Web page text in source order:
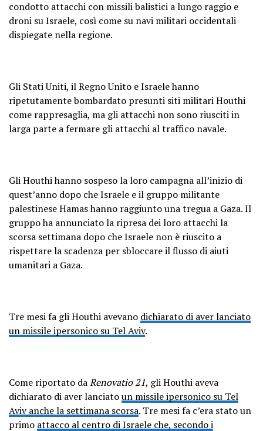
condotto attacchi con missili balistici a lungo raggio e
droni su Israele, così come su navi militari occidentali
dispiegate nella regione.
Gli Stati Uniti, il Regno Unito e Israele hanno
ripetutamente bombardato presunti siti militari Houthi
come rappresaglia, ma gli attacchi non sono riusciti in
larga parte a fermare gli attacchi al traffico navale.
Gli Houthi hanno sospeso la loro campagna all’inizio di
quest’anno dopo che Israele e il gruppo militante
palestinese Hamas hanno raggiunto una tregua a Gaza. Il
gruppo ha annunciato la ripresa dei loro attacchi la
scorsa settimana dopo che Israele non è riuscito a
rispettare la scadenza per sbloccare il flusso di aiuti
umanitari a Gaza.
Tre mesi fa gli Houthi avevano dichiarato di aver lanciato
un missile ipersonico su Tel Aviv.
Come riportato daRenovatio 21, gli Houthi aveva
dichiarato di aver lanciatoun missile ipersonico su Tel
Aviv anche la settimana scorsa. Tre mesi fa c’era stato un
primo attacco al centro di Israele che, secondo i